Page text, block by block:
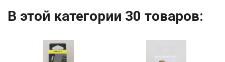
В этой категории 30 товаров: